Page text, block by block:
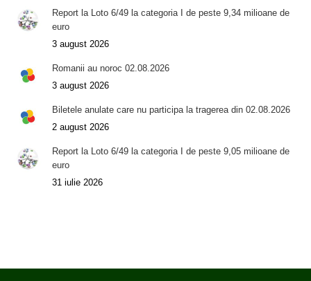
Report la Loto 6/49 la categoria I de peste 9,34 milioane de
euro
3 august 2026
Romanii au noroc 02.08.2026
3 august 2026
Biletele anulate care nu participa la tragerea din 02.08.2026
2 august 2026
Report la Loto 6/49 la categoria I de peste 9,05 milioane de
euro
31 iulie 2026